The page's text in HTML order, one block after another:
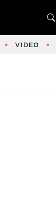
VIDEO